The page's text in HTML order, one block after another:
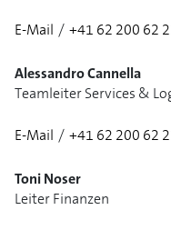
E-Mail / +41 62 200 62
Alessandro Cannella
Teamleiter Services &
E-Mail / +41 62 200 62
Toni Noser
Leiter Finanzen